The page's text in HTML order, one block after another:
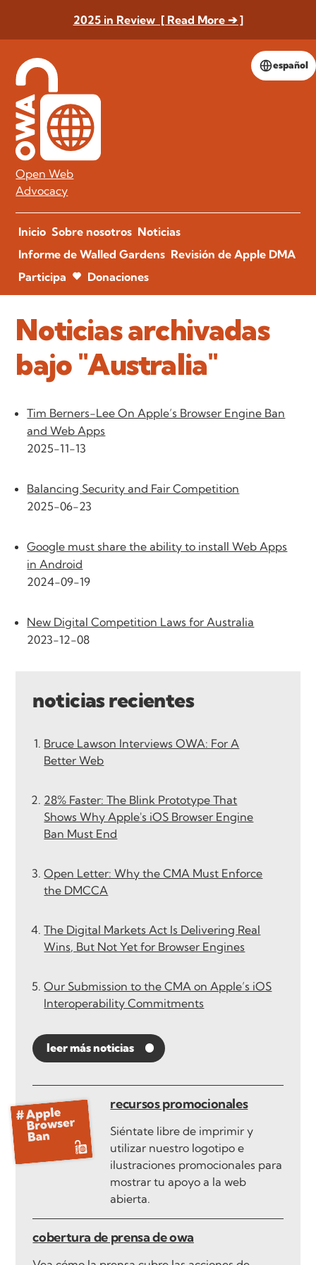
2025 in Review [ Read More ➔ ]
español
Open Web
Advocacy
Inicio Sobre nosotros Noticias
Informe de Walled Gardens Revisión de Apple DMA
Participa
Donaciones
Noticias archivadas
bajo "Australia"
Tim Berners-Lee On Apple’s Browser Engine Ban
and Web Apps
2025-11-13
Balancing Security and Fair Competition
2025-06-23
Google must share the ability to install Web Apps
in Android
2024-09-19
New Digital Competition Laws for Australia
2023-12-08
noticias recientes
Bruce Lawson Interviews OWA: For A
Better Web
28% Faster: The Blink Prototype That
Shows Why Apple's iOS Browser Engine
Ban Must End
Open Letter: Why the CMA Must Enforce
the DMCCA
The Digital Markets Act Is Delivering Real
Wins, But Not Yet for Browser Engines
Our Submission to the CMA on Apple’s iOS
Interoperability Commitments
leer más noticias
recursos promocionales
Siéntate libre de imprimir y
utilizar nuestro logotipo e
ilustraciones promocionales para
mostrar tu apoyo a la web
abierta.
cobertura de prensa de owa